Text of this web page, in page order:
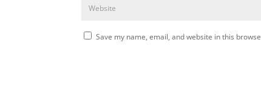
Save my name, email, and website in this